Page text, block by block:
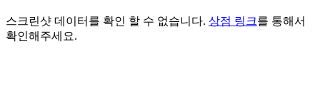
스크린샷 데이터를 확인 할 수 없습니다. 상점 링크를 통해서
확인해주세요.